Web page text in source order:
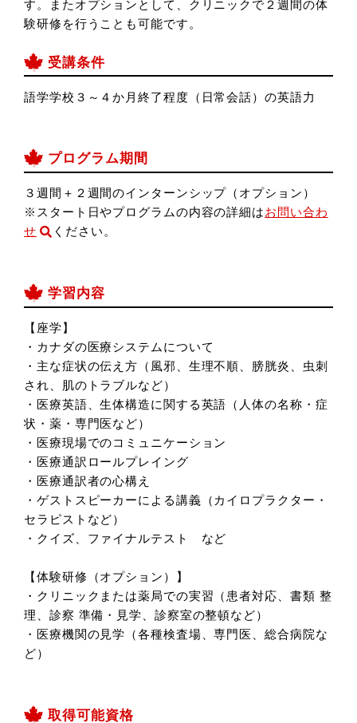
す。またオプションとして、クリニックで２週間の体
験研修を行うことも可能です。
受講条件
語学学校３～４か月終了程度（日常会話）の英語力
プログラム期間
３週間＋２週間のインターンシップ（オプション）
※スタート日やプログラムの内容の詳細はお問い合わ
せ
ください。
学習内容
【座学】
・カナダの医療システムについて
・主な症状の伝え方（風邪、生理不順、膀胱炎、虫刺
され、肌のトラブルなど）
・医療英語、生体構造に関する英語（人体の名称・症
状・薬・専門医など）
・医療現場でのコミュニケーション
・医療通訳ロールプレイング
・医療通訳者の心構え
・ゲストスピーカーによる講義（カイロプラクター・
セラピストなど）
・クイズ、ファイナルテスト など
【体験研修（オプション）】
・クリニックまたは薬局での実習（患者対応、書類 整
理、診察 準備・見学、診察室の整頓など）
・医療機関の見学（各種検査場、専門医、総合病院な
ど）
取得可能資格